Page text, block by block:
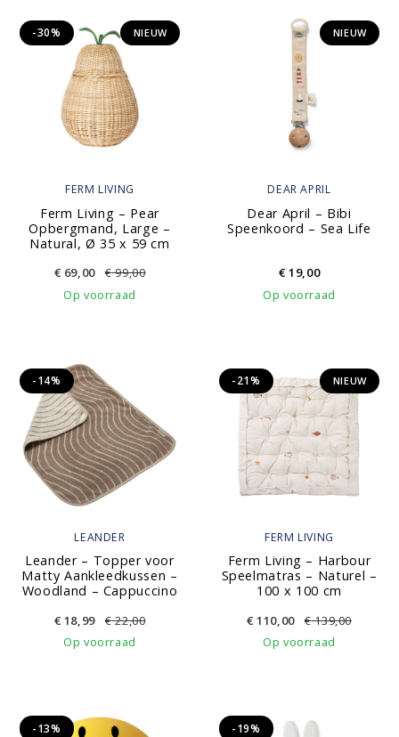
FERM LIVING
Ferm Living – Pear
Opbergmand, Large –
Natural, Ø 35 x 59 cm
NIEUW
€ 69,00 €99,00
-30%
Op voorraad
DEAR APRIL
Dear April – Bibi
Speenkoord – Sea Life
NIEUW
€19,00
Op voorraad
LEANDER
Leander – Topper voor
Matty Aankleedkussen –
Woodland – Cappuccino
€ 18,99 €22,00
-14%
Op voorraad
FERM LIVING
Ferm Living – Harbour
Speelmatras – Naturel –
100 x 100 cm
NIEUW
€ 110,00 €139,00
-21%
Op voorraad
-13% -19%